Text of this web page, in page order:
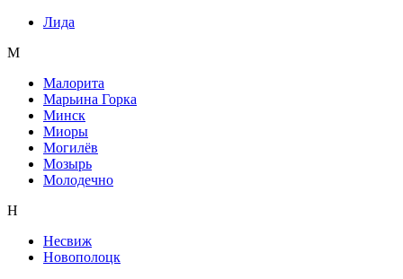
Лида
М
Малорита
Марьина Горка
Минск
Миоры
Могилёв
Мозырь
Молодечно
Н
Несвиж
Новополоцк